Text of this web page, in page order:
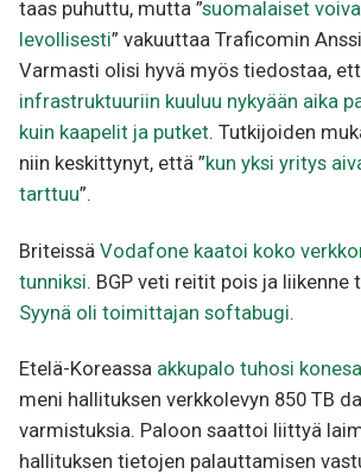
taas puhuttu, mutta ”suomalaiset
levollisesti” vakuuttaa Traficomin
Varmasti olisi hyvä myös tiedostaa,
infrastruktuuriin kuuluu nykyään aika
kuin kaapelit ja putket. Tutkijoiden
niin keskittynyt, että ”kun yksi yritys
tarttuu”.
Briteissä Vodafone kaatoi koko
tunniksi. BGP veti reitit pois ja liikenne
Syynä oli toimittajan softabugi.
Etelä-Koreassa akkupalo tuhosi
meni hallituksen verkkolevyn 850 TB
varmistuksia. Paloon saattoi liittyä
hallituksen tietojen palauttamisen